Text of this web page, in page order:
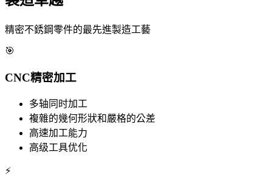
精密不銹鋼零件的最先進製造工藝
🎯
CNC精密加工
多轴同时加工
複雜的幾何形狀和嚴格的公差
高速加工能力
高级工具优化
⚡